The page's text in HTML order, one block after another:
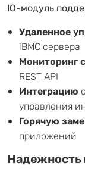
IO-модуль
Удаленное
iBMC сервера
Мониторинг
REST API
Интеграцию
управления
Горячую
приложений
Надежность